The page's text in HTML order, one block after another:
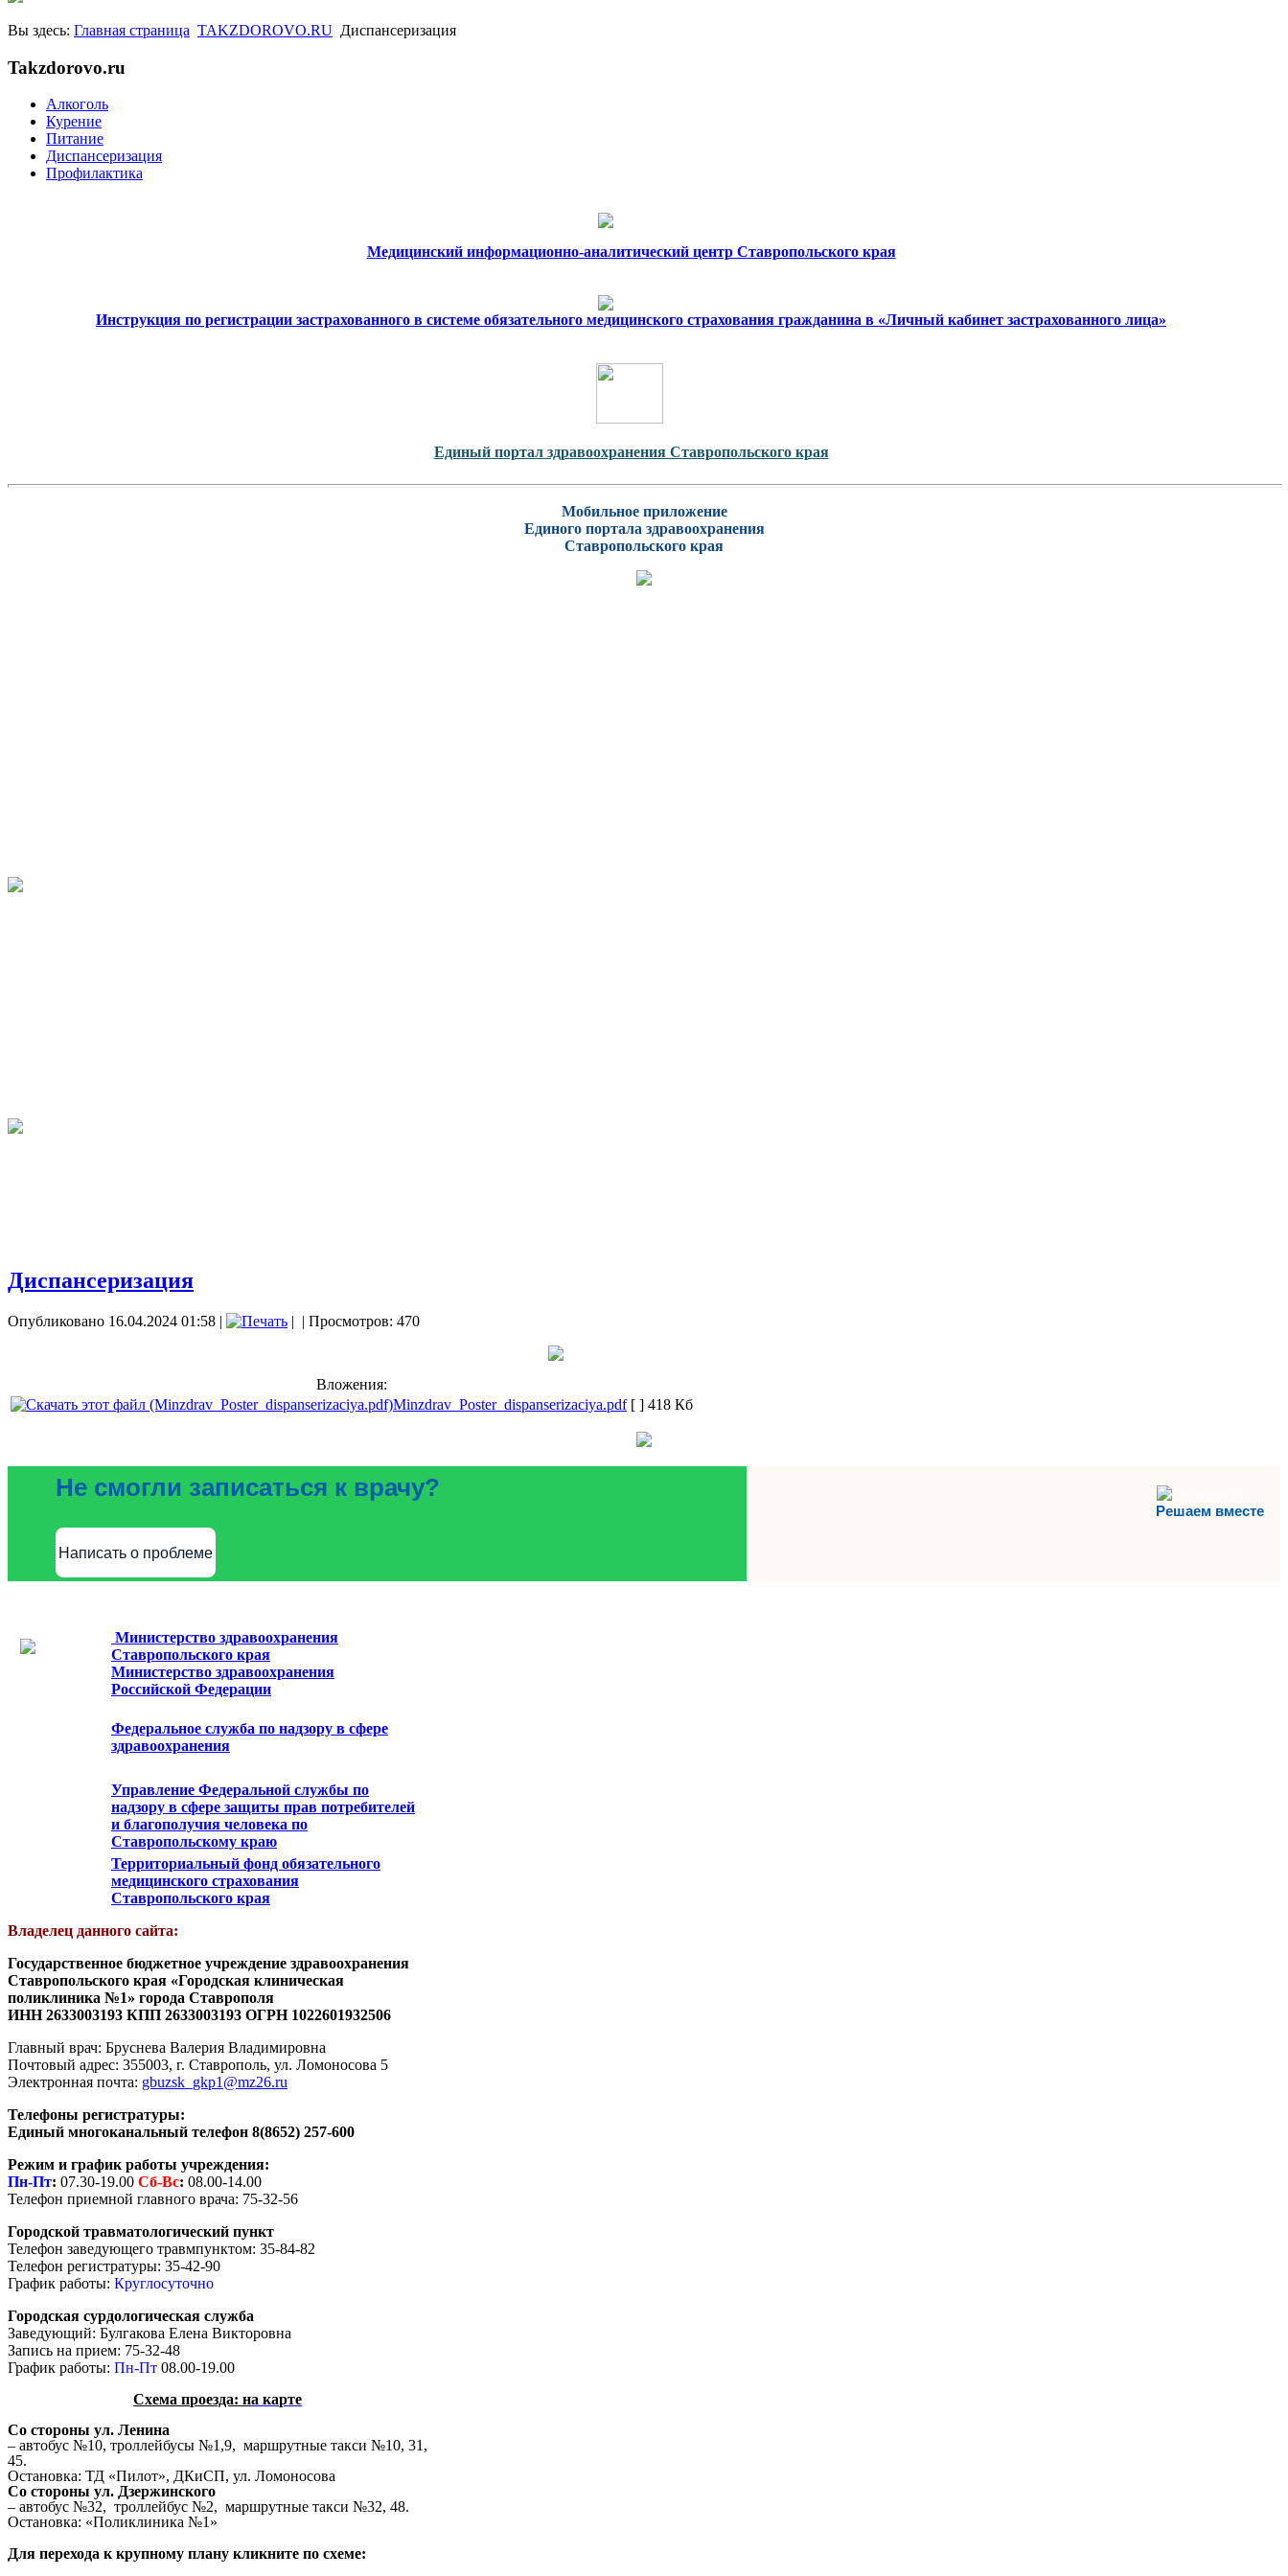
Вы здесь: Главная страница TAKZDOROVO.RU Диспансеризация
Takzdorovo.ru
Алкоголь
Курение
Питание
Диспансеризация
Профилактика
Медицинский информационно-аналитический центр Ставропольского края
Инструкция по регистрации застрахованного в системе обязательного медицинского страхования гражданина в «Личный кабинет застрахованного лица»
Единый портал здравоохранения Ставропольского края
Мобильное приложение
Единого портала здравоохранения
Ставропольского края
Диспансеризация
Опубликовано 16.04.2024 01:58 | | | Просмотров: 470
Вложения:
Minzdrav_Poster_dispanserizaciya.pdf [ ] 418 Кб
Решаем вместе
Не смогли записаться к врачу?
Написать о проблеме
Министерство здравоохранения
Ставропольского края
Министерство здравоохранения
Российской Федерации
Федеральное служба по надзору в сфере
здравоохранения
Управление Федеральной службы по
надзору в сфере защиты прав потребителей
и благополучия человека по
Ставропольскому краю
Территориальный фонд обязательного
медицинского страхования
Ставропольского края
Владелец данного сайта:
Государственное бюджетное учреждение здравоохранения
Ставропольского края «Городская клиническая
поликлиника №1» города Ставрополя
ИНН 2633003193 КПП 2633003193 ОГРН 1022601932506
Главный врач: Бруснева Валерия Владимировна
Почтовый адрес: 355003, г. Ставрополь, ул. Ломоносова 5
Электронная почта: gbuzsk_gkp1@mz26.ru
Телефоны регистратуры:
Единый многоканальный телефон 8(8652) 257-600
Режим и график работы учреждения:
Пн-Пт: 07.30-19.00 Сб-Вс: 08.00-14.00
Телефон приемной главного врача: 75-32-56
Городской травматологический пункт
Телефон заведующего травмпунктом: 35-84-82
Телефон регистратуры: 35-42-90
График работы: Круглосуточно
Городская сурдологическая служба
Заведующий: Булгакова Елена Викторовна
Запись на прием: 75-32-48
График работы: Пн-Пт 08.00-19.00
Схема проезда: на карте
Со стороны ул. Ленина
– автобус №10, троллейбусы №1,9, маршрутные такси №10, 31,
45.
Остановка: ТД «Пилот», ДКиСП, ул. Ломоносова
Со стороны ул. Дзержинского
– автобус №32, троллейбус №2, маршрутные такси №32, 48.
Остановка: «Поликлиника №1»
Для перехода к крупному плану кликните по схеме: